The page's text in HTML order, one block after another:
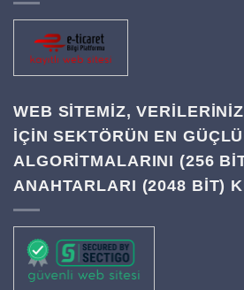
WEB SITEMIZ,
IÇIN SEKTÖRÜN EN
ALGORITMALARINI (256
ANAHTARLARI (2048 BIT)